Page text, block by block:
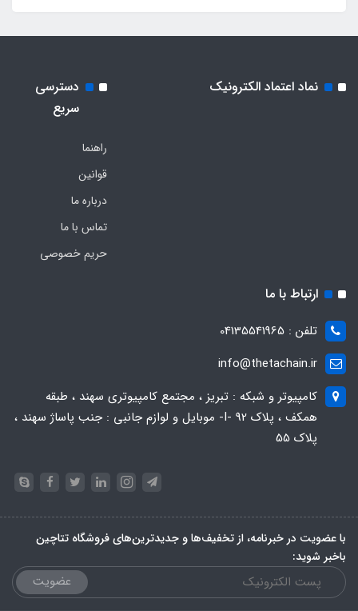
نماد اعتماد الکترونیک
دسترسی
سریع
راهنما
قوانین
درباره ما
تماس با ما
حریم خصوصی
ارتباط با ما
تلفن : 04135541965
info@thetachain.ir
کامپیوتر و شبکه : تبریز ، مجتمع کامپیوتری سهند ، طبقه
همکف ، پلاک 92 -I- موبایل و لوازم جانبی : جنب پاساژ سهند ،
پلاک 55
با عضویت در خبرنامه، از تخفیف‌ها و جدیدترین‌های فروشگاه تتاچین
باخبر شوید:
عضویت